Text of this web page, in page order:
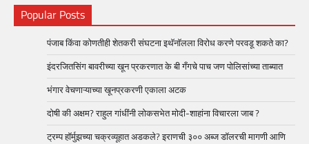
Popular Posts
पंजाब किंवा कोणतीही शेतकरी संघटना इथॅनॉलला विरोध करणे परवडू शकते का?
इंदरजितसिंग बावरीच्या खून प्रकरणात के बी गँगचे पाच जण पोलिसांच्या ताब्यात
भंगार वेचणाऱ्याच्या खूनप्रकरणी एकाला अटक
दोषी की अक्षम? राहुल गांधींनी लोकसभेत मोदी-शाहांना विचारला जाब ?
ट्रम्प हॉर्मुझच्या चक्रव्यूहात अडकले? इराणची ३०० अब्ज डॉलरची मागणी आणि